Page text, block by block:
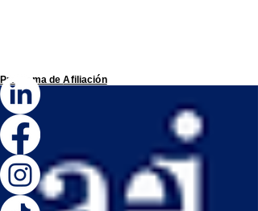
Programa deAfiliación